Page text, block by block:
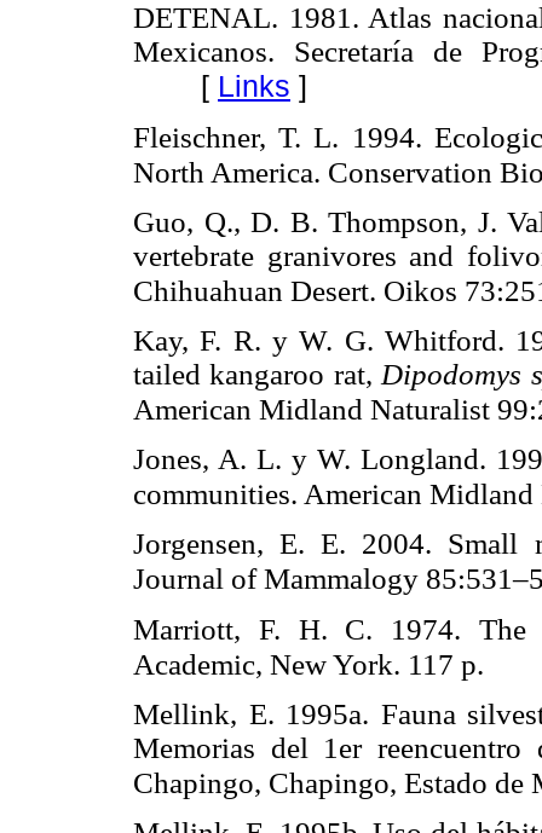
DETENAL. 1981. Atlas
Mexicanos. Secretaría de
[ Links ]
Fleischner, T. L. 1994.
North America. Conservation
Guo, Q., D. B. Thompson, J.
vertebrate granivores and
Chihuahuan Desert. Oikos
Kay, F. R. y W. G. Whitford.
tailed kangaroo rat, Dipodomys
American Midland Naturalist
Jones, A. L. y W. Longland.
communities. American
Jorgensen, E. E. 2004. Small
Journal of Mammalogy
Marriott, F. H. C. 1974. The
Academic, New York. 117 p.
Mellink, E. 1995a. Fauna
Memorias del 1er reencuentro
Chapingo, Chapingo, Estado